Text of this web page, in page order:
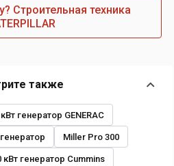
Строительная техника
также
генератор GENERAC
Miller Pro 300
кВт генератор Cummins